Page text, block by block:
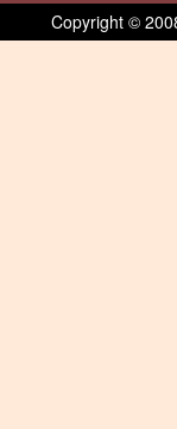
Copyright ©